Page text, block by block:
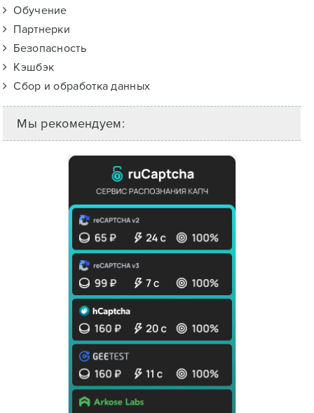
Обучение
Партнерки
Безопасность
Кэшбэк
Сбор и обработка данных
Мы рекомендуем: